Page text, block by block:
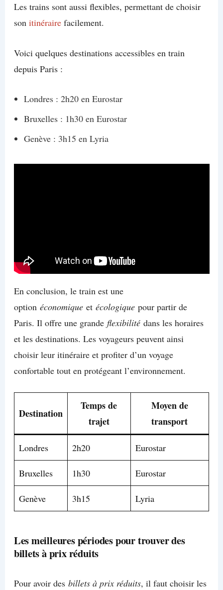
Les trains sont aussi flexibles, permettant de choisir
son itinérairefacilement.
Voici quelques destinations accessibles en train
depuis Paris :
Londres : 2h20 en Eurostar
Bruxelles : 1h30 en Eurostar
Genève : 3h15 en Lyria
En conclusion, le train est une
option économiqueet écologiquepour partir de
Paris. Il offre une grande flexibilitédans les horaires
et les destinations. Les voyageurs peuvent ainsi
choisir leur itinéraire et profiter d’un voyage
confortable tout en protégeant l’environnement.
Destination
Temps de
trajet
Moyen de
transport
Londres 2h20 Eurostar
Bruxelles 1h30 Eurostar
Genève 3h15 Lyria
Les meilleures périodes pour trouver des
billets à prix réduits
Pour avoir des billets à prix réduits, il faut choisir les